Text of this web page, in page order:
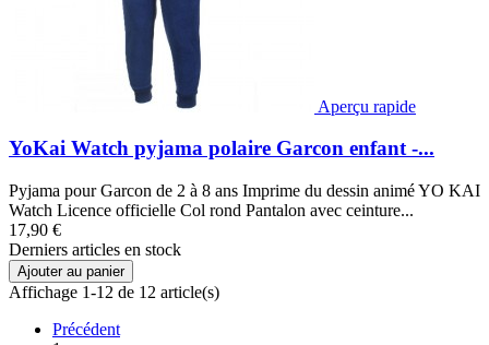
Aperçu rapide
YoKai Watch pyjama polaire Garcon enfant -...
Pyjama pour Garcon de 2 à 8 ans Imprime du dessin animé YO KAI
Watch Licence officielle Col rond Pantalon avec ceinture...
17,90 €
Derniers articles en stock
Ajouter au panier
Affichage 1-12 de 12 article(s)
Précédent